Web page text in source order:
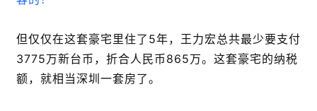
但仅仅在这套豪宅里住了5年，王力宏总共最少要支付
3775万新台币，折合人民币865万。这套豪宅的纳税
额，就相当深圳一套房了。